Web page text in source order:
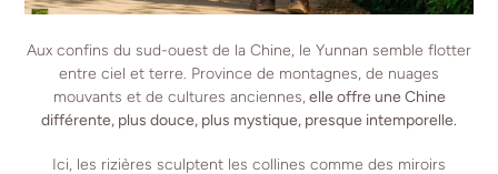
Aux confins du sud-ouest de la Chine, le Yunnan semble flotter
entre ciel et terre. Province de montagnes, de nuages
mouvants et de cultures anciennes, elle offre une Chine
différente, plus douce, plus mystique, presque intemporelle.
Ici, les rizières sculptent les collines comme des miroirs